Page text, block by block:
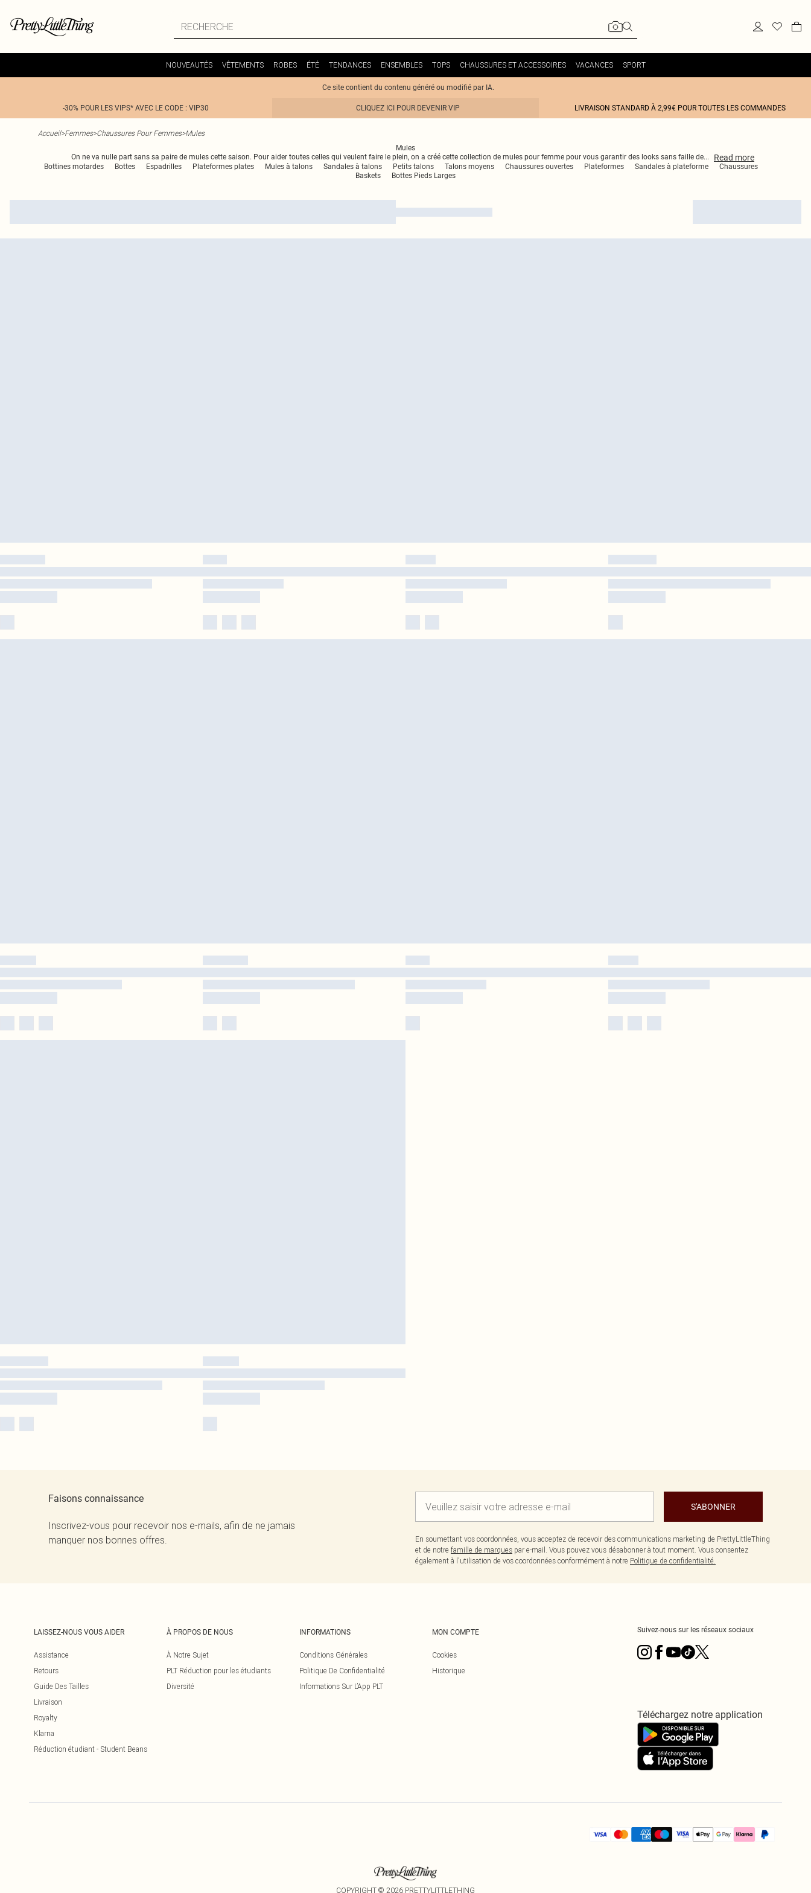
NOUVEAUTÉS VÊTEMENTS ROBES ÉTÉ TENDANCES ENSEMBLES TOPS CHAUSSURES ET ACCESSOIRES VACANCES SPORT
Ce site contient du contenu généré ou modifié par IA.
-30% POUR LES VIPS* AVEC LE CODE : VIP30 CLIQUEZ ICI POUR DEVENIR VIP LIVRAISON STANDARD À 2,99€ POUR TOUTES LES COMMANDES
Accueil>Femmes>Chaussures Pour Femmes>Mules
Mules
On ne va nulle part sans sa paire de mules cette saison. Pour aider toutes celles qui veulent faire le plein, on a créé cette collection de mules pour femme pour vous garantir des looks sans faille de... Read more
Bottines motardes Bottes Espadrilles Plateformes plates Mules à talons Sandales à talons Petits talons Talons moyens Chaussures ouvertes Plateformes Sandales à plateforme
Chaussures
Baskets
Bottes Pieds Larges
Faisons connaissance
Inscrivez-vous pour recevoir nos e-mails, afin de ne jamais
manquer nos bonnes offres.
S'ABONNER
En soumettant vos coordonnées, vous acceptez de recevoir des communications marketing de PrettyLittleThing
et de notre famille de marques par e-mail. Vous pouvez vous désabonner à tout moment. Vous consentez
également à l'utilisation de vos coordonnées conformément à notre Politique de confidentialité.
LAISSEZ-NOUS VOUS AIDER
Assistance
Retours
Guide Des Tailles
Livraison
Royalty
Klarna
Réduction étudiant - Student Beans
À PROPOS DE NOUS
À Notre Sujet
PLT Réduction pour les étudiants
Diversité
INFORMATIONS
Conditions Générales
Politique De Confidentialité
Informations Sur L’App PLT
MON COMPTE
Cookies
Historique
Suivez-nous sur les réseaux sociaux
Téléchargez notre application
COPYRIGHT © 2026 PRETTYLITTLETHING